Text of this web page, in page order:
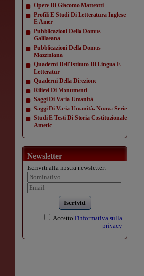
Opere Di Giacomo Matteotti
Profili E Studi Di Letteratura Inglese
E Amer
Pubblicazioni Della Domus
Galilaeana
Pubblicazioni Della Domus
Mazziniana
Quaderni Dell'Istituto Di Lingua E
Letteratur
Quaderni Della Direzione
Rilievi Di Monumenti
Saggi Di Varia Umanità
Saggi Di Varia Umanità- Nuova Serie
Studi E Testi Di Storia Costituzionale
Americ
Newsletter
Iscriviti alla nostra newsletter:
Iscriviti
Accetto l'informativa sulla
privacy